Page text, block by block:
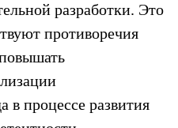
разработки. Это
противоречия
в процессе развития